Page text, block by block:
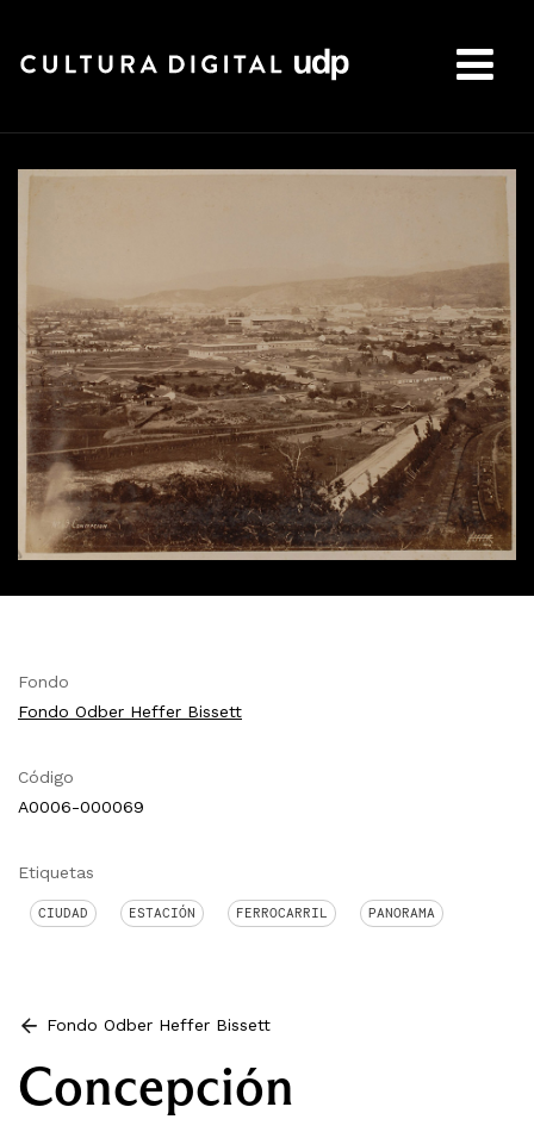
Fondo
Fondo Odber Heffer Bissett
Código
A0006-000069
Etiquetas
CIUDAD ESTACIÓN FERROCARRIL PANORAMA
Fondo Odber Heffer Bissett
Concepción